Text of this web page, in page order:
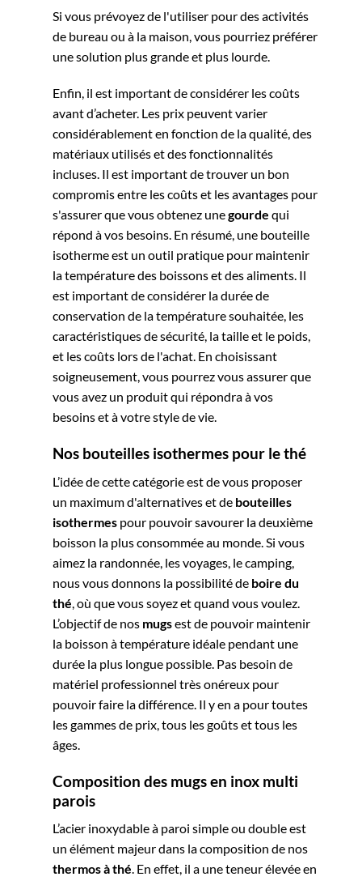
Si vous prévoyez de l'utiliser pour des activités
de bureau ou à la maison, vous pourriez préférer
une solution plus grande et plus lourde.
Enfin, il est important de considérer les coûts
avant d’acheter. Les prix peuvent varier
considérablement en fonction de la qualité, des
matériaux utilisés et des fonctionnalités
incluses. Il est important de trouver un bon
compromis entre les coûts et les avantages pour
s'assurer que vous obtenez unegourde qui
répond à vos besoins. En résumé, une bouteille
isotherme est un outil pratique pour maintenir
la température des boissons et des aliments. Il
est important de considérer la durée de
conservation de la température souhaitée, les
caractéristiques de sécurité, la taille et le poids,
et les coûts lors de l'achat. En choisissant
soigneusement, vous pourrez vous assurer que
vous avez un produit qui répondra à vos
besoins et à votre style de vie.
Nos bouteilles isothermes pour le thé
L’idée de cette catégorie est de vous proposer
un maximum d'alternatives et de bouteilles
isothermes pour pouvoir savourer la deuxième
boisson la plus consommée au monde. Si vous
aimez la randonnée, les voyages, le camping,
nous vous donnons la possibilité de boire du
thé, où que vous soyez et quand vous voulez.
L’objectif de nos mugsest de pouvoir maintenir
la boisson à température idéale pendant une
durée la plus longue possible. Pas besoin de
matériel professionnel très onéreux pour
pouvoir faire la différence. Il y en a pour toutes
les gammes de prix, tous les goûts et tous les
âges.
Composition des mugs en inox multi
parois
L’acier inoxydable à paroi simple ou double est
un élément majeur dans la composition de nos
thermos à thé. En effet, il a une teneur élevée en